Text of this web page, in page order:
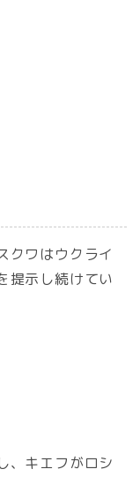
クワはウクライ
提示し続けてい
、キエフがロシ